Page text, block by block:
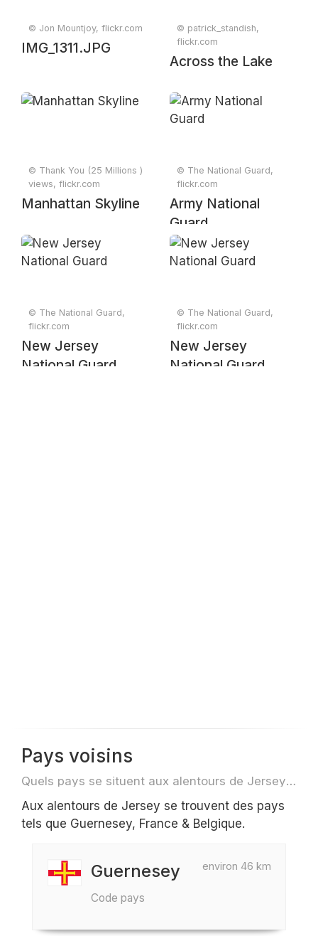
© Jon Mountjoy, flickr.com
IMG_1311.JPG
© patrick_standish,
flickr.com
Across the Lake
© Thank You (25 Millions )
views, flickr.com
Manhattan Skyline
© The National Guard,
flickr.com
Army National
Guard
© The National Guard,
flickr.com
New Jersey
National Guard
© The National Guard,
flickr.com
New Jersey
National Guard
Pays voisins
Quels pays se situent aux alentours de Jersey par exemple pour des voyage ou des vols
Aux alentours de Jersey se trouvent des pays
tels que Guernesey, France & Belgique.
environ 46 km
Guernesey
Code pays